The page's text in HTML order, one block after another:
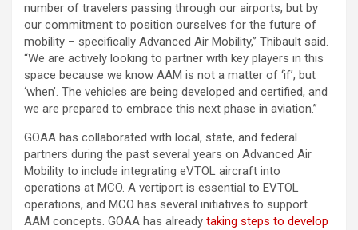
number of travelers passing through our airports, but by
our commitment to position ourselves for the future of
mobility – specifically Advanced Air Mobility,” Thibault said.
“We are actively looking to partner with key players in this
space because we know AAM is not a matter of ‘if’, but
‘when’. The vehicles are being developed and certified, and
we are prepared to embrace this next phase in aviation.”
GOAA has collaborated with local, state, and federal
partners during the past several years on Advanced Air
Mobility to include integrating eVTOL aircraft into
operations at MCO. A vertiport is essential to EVTOL
operations, and MCO has several initiatives to support
AAM concepts. GOAA has already taking steps to develop